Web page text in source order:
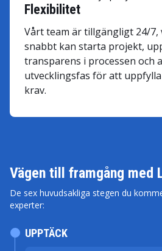
Flexibilitet
Vårt team är tillgängligt 24/
snabbt kan starta projekt,
transparens i processen och
utvecklingsfas för att
krav.
Vägen till framgång med
De sex huvudsakliga stegen du
experter:
UPPTÄCK